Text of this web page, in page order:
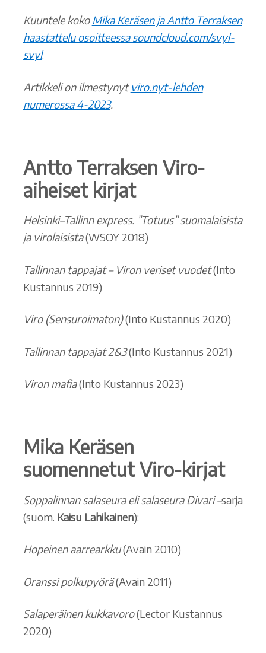
Kuuntele koko Mika Keräsen ja Antto Terraksen
haastattelu osoitteessa soundcloud.com/svyl-
svyl.
Artikkeli on ilmestynytviro.nyt-lehden
numerossa 4-2023.
Antto Terraksen Viro-
aiheiset kirjat
Helsinki–Tallinn express. ”Totuus” suomalaisista
ja virolaisista(WSOY 2018)
Tallinnan tappajat – Viron veriset vuodet(Into
Kustannus 2019)
Viro (Sensuroimaton)(Into Kustannus 2020)
Tallinnan tappajat 2&3(Into Kustannus 2021)
Viron mafia(Into Kustannus 2023)
Mika Keräsen
suomennetut Viro-kirjat
Soppalinnan salaseura eli salaseura Divari –sarja
(suom. Kaisu Lahikainen):
Hopeinen aarrearkku(Avain 2010)
Oranssi polkupyörä(Avain 2011)
Salaperäinen kukkavoro(Lector Kustannus
2020)